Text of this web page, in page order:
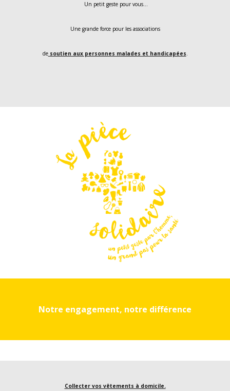
Un petit geste pour vous…
Une grande force pour les associations
desoutien aux personnes malades et handicapées.
Notre engagement, notre différence
Collecter vos vêtements à domicile.